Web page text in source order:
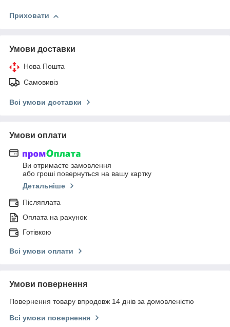
Приховати
Умови доставки
Нова Пошта
Самовивіз
Всі умови доставки
Умови оплати
Ви отримаєте замовлення
або гроші повернуться на вашу картку
Детальніше
Післяплата
Оплата на рахунок
Готівкою
Всі умови оплати
Умови повернення
Повернення товару впродовж 14 днів за домовленістю
Всі умови повернення